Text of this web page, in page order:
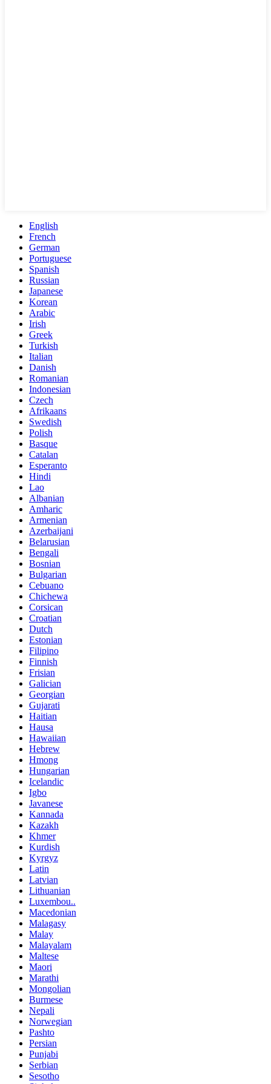
English
French
German
Portuguese
Spanish
Russian
Japanese
Korean
Arabic
Irish
Greek
Turkish
Italian
Danish
Romanian
Indonesian
Czech
Afrikaans
Swedish
Polish
Basque
Catalan
Esperanto
Hindi
Lao
Albanian
Amharic
Armenian
Azerbaijani
Belarusian
Bengali
Bosnian
Bulgarian
Cebuano
Chichewa
Corsican
Croatian
Dutch
Estonian
Filipino
Finnish
Frisian
Galician
Georgian
Gujarati
Haitian
Hausa
Hawaiian
Hebrew
Hmong
Hungarian
Icelandic
Igbo
Javanese
Kannada
Kazakh
Khmer
Kurdish
Kyrgyz
Latin
Latvian
Lithuanian
Luxembou..
Macedonian
Malagasy
Malay
Malayalam
Maltese
Maori
Marathi
Mongolian
Burmese
Nepali
Norwegian
Pashto
Persian
Punjabi
Serbian
Sesotho